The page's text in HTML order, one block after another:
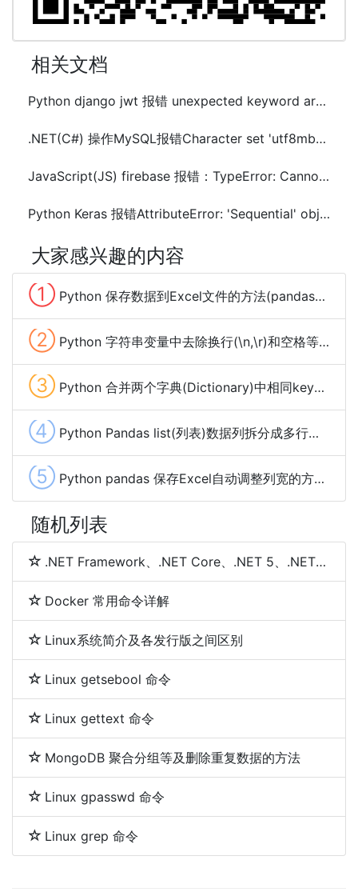
相关文档
Python django jwt 报错 unexpected keyword argument 'verify'解决方法
.NET(C#) 操作MySQL报错Character set 'utf8mb3' is not supported 解决方法
JavaScript(JS) firebase 报错：TypeError: Cannot read properties of undefined (reading 'app')解决方法
Python Keras 报错AttributeError: 'Sequential' object has no attribute 'predict_classes'解决方法
大家感兴趣的内容
① Python 保存数据到Excel文件的方法(pandas、xlwt、openpyxl、xlsxwriter)
② Python 字符串变量中去除换行(\n,\r)和空格等特殊字符的方法
③ Python 合并两个字典(Dictionary)中相同key的value的方法及示例代码
④ Python Pandas list(列表)数据列拆分成多行的方法
⑤ Python pandas 保存Excel自动调整列宽的方法及示例代码
随机列表
.NET Framework、.NET Core、.NET 5、.NET 6和.NET 7 简介及区别
Docker 常用命令详解
Linux系统简介及各发行版之间区别
Linux getsebool 命令
Linux gettext 命令
MongoDB 聚合分组等及删除重复数据的方法
Linux gpasswd 命令
Linux grep 命令